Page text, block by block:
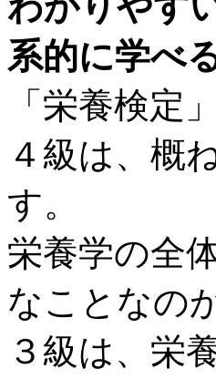
系的に学べ
「栄養検定
４級は、概
す。
栄養学の全
なことなの
３級は、栄